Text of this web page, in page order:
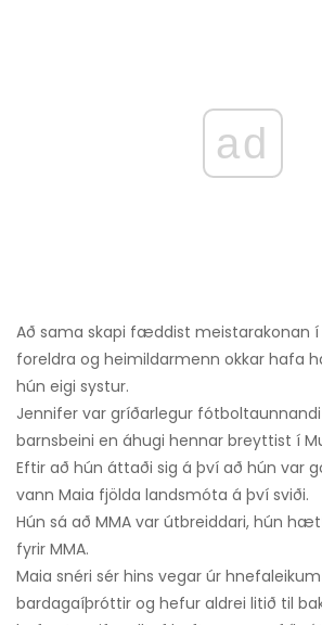
ad
Að sama skapi fæddist meistarakonan
foreldra og heimildarmenn okkar hafa
hún eigi systur.
Jennifer var gríðarlegur
barnsbeini en áhugi hennar breyttist í
Eftir að hún áttaði sig á því að hún var
vann Maia fjölda landsmóta á því sviði.
Hún sá að MMA var útbreiddari, hún
fyrir MMA.
Maia snéri sér hins vegar úr
bardagaíþróttir og hefur aldrei litið til